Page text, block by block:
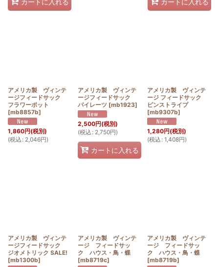
カートに入れる カートに入れる
アメリカ製 ヴィンテ
ージフィードサック
フラワーポット
[mb8857b]
1,860円(税別)
(税込 : 2,046円)
アメリカ製 ヴィンテ
ージフィードサック
パイレーツ [mb1923]
2,500円(税別)
(税込 : 2,750円)
カートに入れる
アメリカ製 ヴィンテ
ージ フィードサック
ピンストライプ
[mb9307b]
1,280円(税別)
(税込 : 1,408円)
アメリカ製 ヴィンテ
ージフィードサック
ジオメトリック SALE!
[mb1300b]
アメリカ製 ヴィンテ
ージ フィードサッ
ク ハウス・鳥・蝶
[mb8719c]
アメリカ製 ヴィンテ
ージ フィードサッ
ク ハウス・鳥・蝶
[mb8719b]